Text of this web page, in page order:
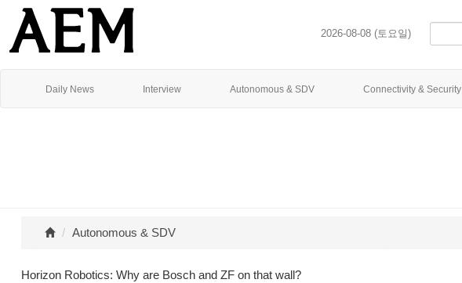
2026-08-08 (토요일)
Daily News Interview Autonomous & SDV Connectivity & Security
Autonomous & SDV
Horizon Robotics: Why are Bosch and ZF on that wall?